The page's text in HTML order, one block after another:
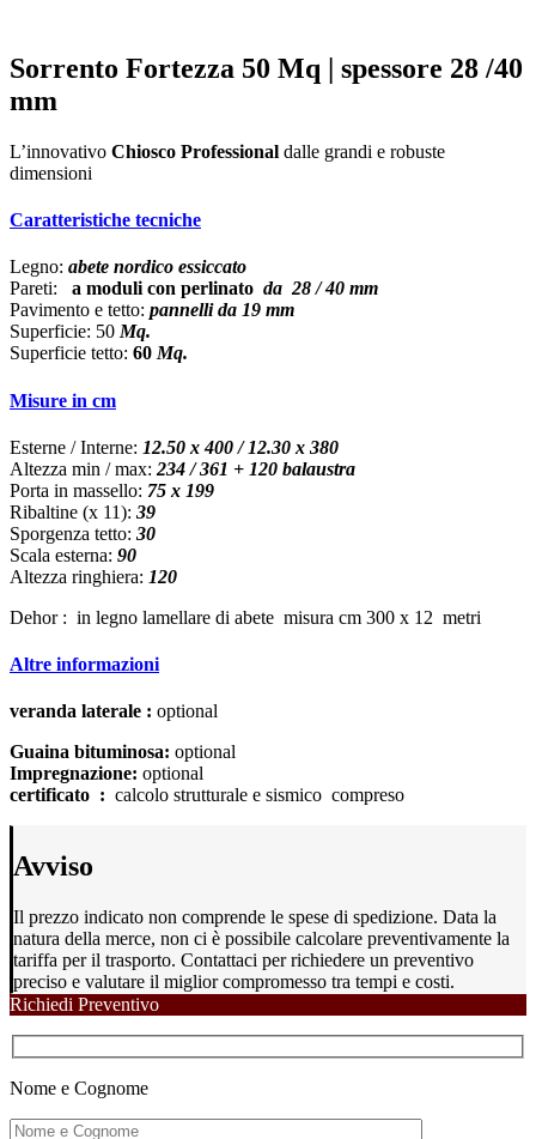
Sorrento Fortezza 50 Mq | spessore 28 /40
mm
L’innovativo Chiosco Professional dalle grandi e robuste
dimensioni
Caratteristiche tecniche
Legno: abete nordico essiccato
Pareti: a moduli con perlinato da 28 / 40 mm
Pavimento e tetto: pannelli da 19 mm
Superficie: 50 Mq.
Superficie tetto: 60 Mq.
Misure in cm
Esterne / Interne: 12.50 x 400 / 12.30 x 380
Altezza min / max: 234 / 361 + 120 balaustra
Porta in massello: 75 x 199
Ribaltine (x 11): 39
Sporgenza tetto: 30
Scala esterna: 90
Altezza ringhiera: 120
Dehor : in legno lamellare di abete misura cm 300 x 12 metri
Altre informazioni
veranda laterale : optional
Guaina bituminosa: optional
Impregnazione: optional
certificato : calcolo strutturale e sismico compreso
Avviso
Il prezzo indicato non comprende le spese di spedizione. Data la
natura della merce, non ci è possibile calcolare preventivamente la
tariffa per il trasporto. Contattaci per richiedere un preventivo
preciso e valutare il miglior compromesso tra tempi e costi.
Richiedi Preventivo
Nome e Cognome